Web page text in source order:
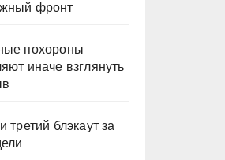
фронт
похороны
иначе взглянуть
третий блэкаут за